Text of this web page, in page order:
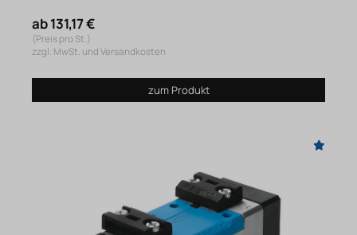
ab 131,17 €
(Preis pro St.)
zzgl. MwSt. und Versandkosten
zum Produkt